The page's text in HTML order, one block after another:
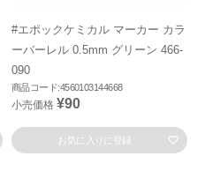
#エポックケミカル マーカー カラ
ーバーレル 0.5mm グリーン 466-
090
商品コード:4560103144668
小売価格 ¥90
お気に入りに登録